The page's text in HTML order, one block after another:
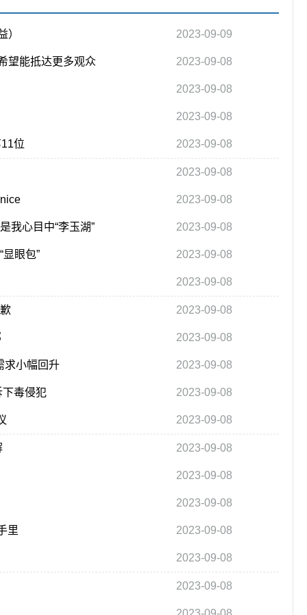
） 2023-09-09
望能抵达更多观众 2023-09-08
2023-09-08
2023-09-08
位 2023-09-08
2023-09-08
2023-09-08
我心目中“李玉湖” 2023-09-08
眼包” 2023-09-08
2023-09-08
2023-09-08
2023-09-08
求小幅回升 2023-09-08
下毒侵犯 2023-09-08
2023-09-08
2023-09-08
2023-09-08
2023-09-08
里 2023-09-08
2023-09-08
2023-09-08